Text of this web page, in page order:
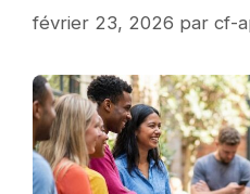
février 23, 2026 par cf-